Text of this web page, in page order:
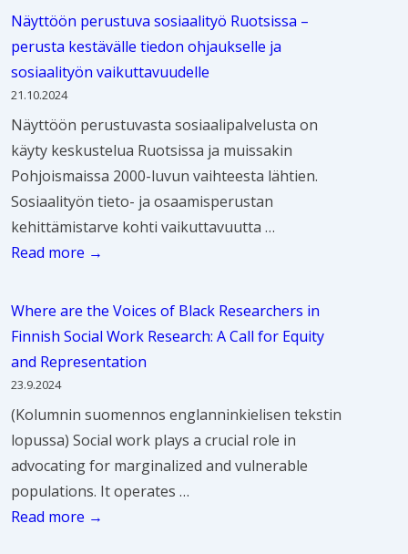
i
d
e
n
y
h
t
e
i
s
u
n
n
a
l
l
i
s
t
a
t
u
t
i
t
u
t
i
o
n
a
e
u
r
a
n
n
e
t
t
i
i
v
-
u
s
k
a
l
l
i
s
u
u
d
e
t
a
–
S
o
s
i
a
a
i
s
k
i
r
j
a
t
k
i
j
o
i
d
e
n
w
Näyttöön perustuva sosiaalityö Ruotsissa –
perusta kestävälle tiedon ohjaukselle ja
sosiaalityön vaikuttavuudelle
21.10.2024
Näyttöön perustuvasta sosiaalipalvelusta on
käyty keskustelua Ruotsissa ja muissakin
Pohjoismaissa 2000-luvun vaihteesta lähtien.
Sosiaalityön tieto- ja osaamisperustan
kehittämistarve kohti vaikuttavuutta …
N
y
t
ö
ö
n
r
Read more →
Where are the Voices of Black Researchers in
Finnish Social Work Research: A Call for Equity
and Representation
23.9.2024
(Kolumnin suomennos englanninkielisen tekstin
lopussa) Social work plays a crucial role in
advocating for marginalized and vulnerable
populations. It operates …
W
Read more →